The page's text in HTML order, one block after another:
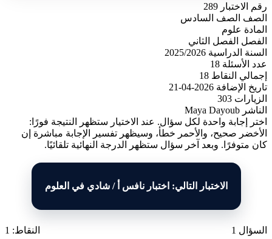
رقم الاختبار 289
الصف
الصف السادس
المادة
علوم
الفصل
الفصل الثاني
السنة الدراسية 2025/2026
عدد الأسئلة 18
إجمالي النقاط 18
تاريخ الإضافة 2026-04-21
الزيارات 303
الناشر Maya Dayoub
اختر إجابة واحدة لكل سؤال. عند الاختيار ستظهر النتيجة فورًا:
الأخضر صحيح، والأحمر خطأ، وسيظهر تفسير الإجابة مباشرة إن
كان متوفرًا. وبعد آخر سؤال ستظهر الدرجة النهائية تلقائيًا.
الاختبار التالي: اختبار نافس أ / شادي في العلوم
السؤال 1
النقاط: 1